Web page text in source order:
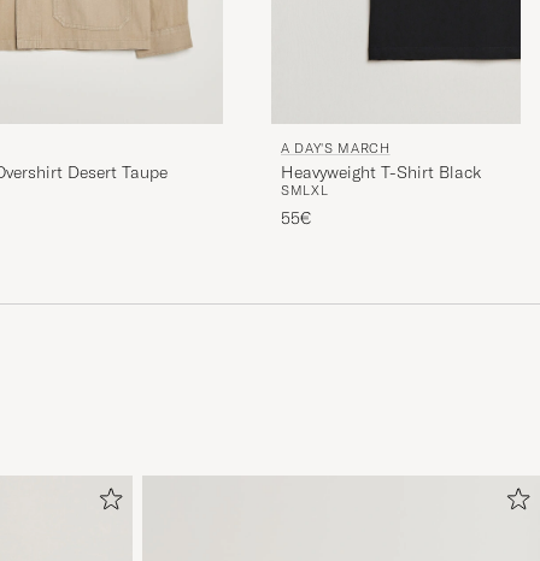
Desert Taupe
A DAY'S MARCH
Heavyweight T-Shirt Black
SMLXL
55€